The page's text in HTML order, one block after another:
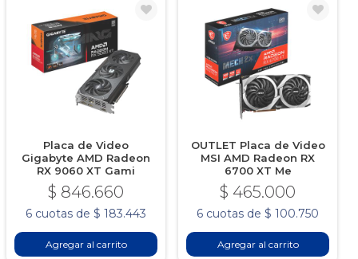
Placa de Video
Gigabyte AMD Radeon
RX 9060 XT Gami
$ 846.660
6 cuotas de $ 183.443
Agregar al carrito
OUTLET Placa de Video
MSI AMD Radeon RX
6700 XT Me
$ 465.000
6 cuotas de $ 100.750
Agregar al carrito